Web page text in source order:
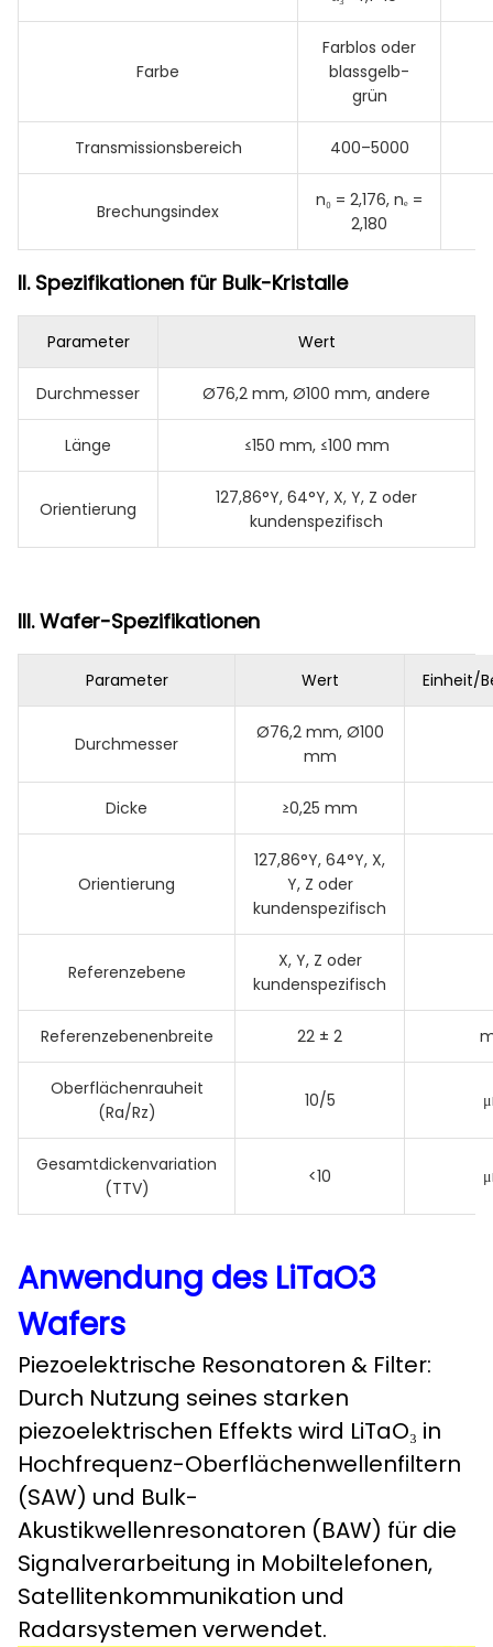
Farbe
Farblos oder
blassgelb-
grün
Transmissionsbereich 400–5000
Brechungsindex
n₀ = 2,176, nₑ =
2,180
​II. Spezifikationen für Bulk-Kristalle
​Parameter​ ​Wert​
Durchmesser Ø76,2 mm, Ø100 mm, andere
Länge ≤150 mm, ≤100 mm
Orientierung
127,86°Y, 64°Y, X, Y, Z oder
kundenspezifisch
III. Wafer-Spezifikationen​
​Parameter​ ​Wert​ ​Einheit/
Durchmesser
Ø76,2 mm, Ø100
mm
Dicke ≥0,25 mm
Orientierung
127,86°Y, 64°Y, X,
Y, Z oder
kundenspezifisch
Referenzebene
X, Y, Z oder
kundenspezifisch
Referenzebenenbreite 22 ± 2
Oberflächenrauheit
(Ra/Rz)
10/5
Gesamtdickenvariation
(TTV)
<10
Anwendung des LiTaO3
Wafers
Piezoelektrische Resonatoren & Filter:
Durch Nutzung seines starken
piezoelektrischen Effekts wird LiTaO₃ in
Hochfrequenz-Oberflächenwellenfiltern
(SAW) und Bulk-
Akustikwellenresonatoren (BAW) für die
Signalverarbeitung in Mobiltelefonen,
Satellitenkommunikation und
Radarsystemen verwendet.